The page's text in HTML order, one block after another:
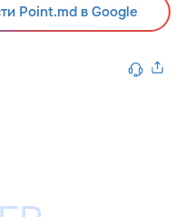
Point.md в Google